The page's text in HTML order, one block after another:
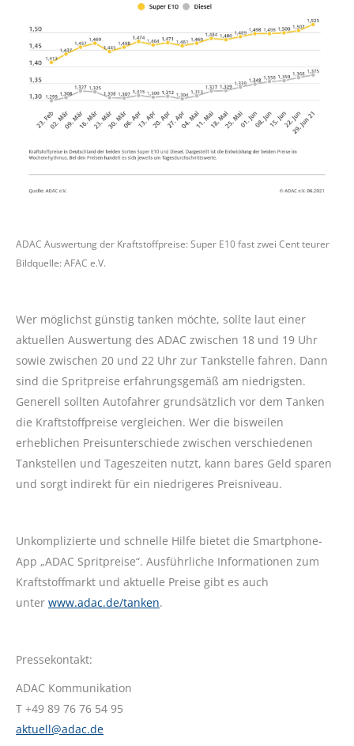
ADAC Auswertung der Kraftstoffpreise: Super E10 fast zwei Cent teurer
Bildquelle: AFAC e.V.
Wer möglichst günstig tanken möchte, sollte laut einer
aktuellen Auswertung des ADAC zwischen 18 und 19 Uhr
sowie zwischen 20 und 22 Uhr zur Tankstelle fahren. Dann
sind die Spritpreise erfahrungsgemäß am niedrigsten.
Generell sollten Autofahrer grundsätzlich vor dem Tanken
die Kraftstoffpreise vergleichen. Wer die bisweilen
erheblichen Preisunterschiede zwischen verschiedenen
Tankstellen und Tageszeiten nutzt, kann bares Geld sparen
und sorgt indirekt für ein niedrigeres Preisniveau.
Unkomplizierte und schnelle Hilfe bietet die Smartphone-
App „ADAC Spritpreise“. Ausführliche Informationen zum
Kraftstoffmarkt und aktuelle Preise gibt es auch
unter www.adac.de/tanken.
Pressekontakt:
ADAC Kommunikation
T +49 89 76 76 54 95
aktuell@adac.de